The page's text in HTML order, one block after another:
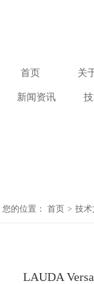
首页 关
新闻资讯
您的位置： 首页 > 技术
LAUDA